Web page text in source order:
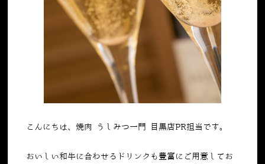
こんにちは、焼肉 うしみつ一門 目黒店PR担当です。
おいしい和牛に合わせるドリンクも豊富にご用意してお